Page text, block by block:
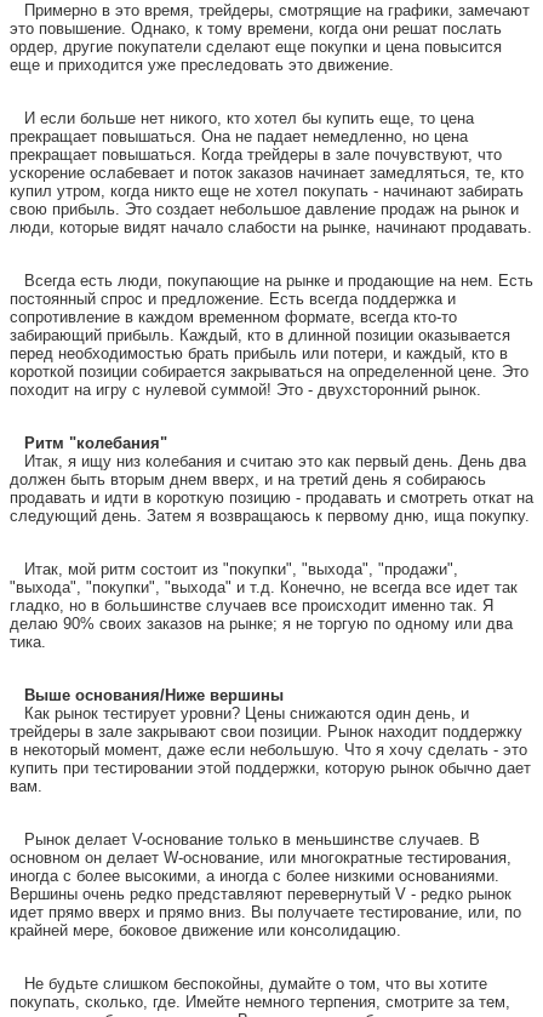
Примерно в это время, трейдеры, смотрящие на графики, замечают
это повышение. Однако, к тому времени, когда они решат послать
ордер, другие покупатели сделают еще покупки и цена повысится
еще и приходится уже преследовать это движение.
И если больше нет никого, кто хотел бы купить еще, то цена
прекращает повышаться. Она не падает немедленно, но цена
прекращает повышаться. Когда трейдеры в зале почувствуют, что
ускорение ослабевает и поток заказов начинает замедляться, те, кто
купил утром, когда никто еще не хотел покупать - начинают забирать
свою прибыль. Это создает небольшое давление продаж на рынок и
люди, которые видят начало слабости на рынке, начинают продавать.
Всегда есть люди, покупающие на рынке и продающие на нем. Есть
постоянный спрос и предложение. Есть всегда поддержка и
сопротивление в каждом временном формате, всегда кто-то
забирающий прибыль. Каждый, кто в длинной позиции оказывается
перед необходимостью брать прибыль или потери, и каждый, кто в
короткой позиции собирается закрываться на определенной цене. Это
походит на игру с нулевой суммой! Это - двухсторонний рынок.
Ритм "колебания"
Итак, я ищу низ колебания и считаю это как первый день. День два
должен быть вторым днем вверх, и на третий день я собираюсь
продавать и идти в короткую позицию - продавать и смотреть откат на
следующий день. Затем я возвращаюсь к первому дню, ища покупку.
Итак, мой ритм состоит из "покупки", "выхода", "продажи",
"выхода", "покупки", "выхода" и т.д. Конечно, не всегда все идет так
гладко, но в большинстве случаев все происходит именно так. Я
делаю 90% своих заказов на рынке; я не торгую по одному или два
тика.
Выше основания/Ниже вершины
Как рынок тестирует уровни? Цены снижаются один день, и
трейдеры в зале закрывают свои позиции. Рынок находит поддержку
в некоторый момент, даже если небольшую. Что я хочу сделать - это
купить при тестировании этой поддержки, которую рынок обычно дает
вам.
Рынок делает V-основание только в меньшинстве случаев. В
основном он делает W-основание, или многократные тестирования,
иногда с более высокими, а иногда с более низкими основаниями.
Вершины очень редко представляют перевернутый V - редко рынок
идет прямо вверх и прямо вниз. Вы получаете тестирование, или, по
крайней мере, боковое движение или консолидацию.
Не будьте слишком беспокойны, думайте о том, что вы хотите
покупать, сколько, где. Имейте немного терпения, смотрите за тем,